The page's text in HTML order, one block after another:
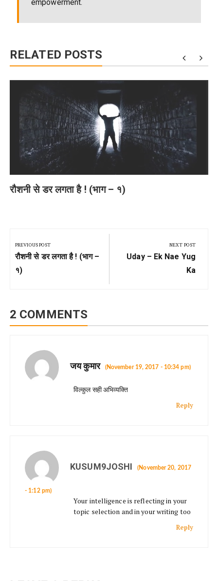
empowerment.
RELATED POSTS
रौशनी से डर लगता है ! (भाग – १)
Post
navigation
PREVIOUS POST
Previous
Post:
रौशनी से डर लगता है ! (भाग –
१)
NEXT POST
Next
Uday – Ek Nae Yug
Ka
2 COMMENTS
जय कुमार (November 19, 2017 - 10:34 pm)
विल्कुल सही अभिव्यक्ति
Reply
KUSUM9JOSHI (November 20, 2017
- 1:12 pm)
Your intelligence is reflecting in your
topic selection and in your writing too
Reply